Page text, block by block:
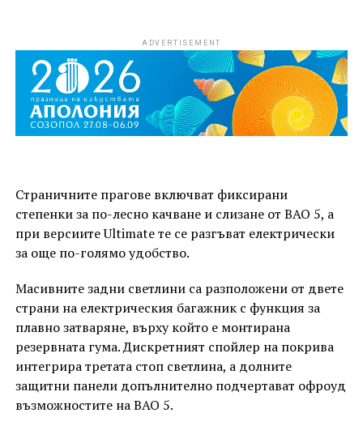
ADVERTISEMENT
Страничните прагове включват фиксирани
степенки за по-лесно качване и слизане от BAO 5, а
при версиите Ultimate те се разгъват електрически
за още по-голямо удобство.
Масивните задни светлини са разположени от двете
страни на електрическия багажник с функция за
плавно затваряне, върху който е монтирана
резервната гума. Дискретният спойлер на покрива
интегрира третата стоп светлина, а долните
защитни панели допълнително подчертават офроуд
възможностите на BAO 5.